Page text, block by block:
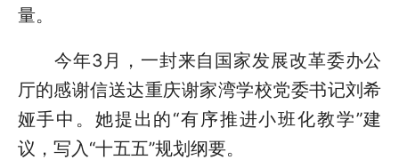
量。
今年3月，一封来自国家发展改革委办公
厅的感谢信送达重庆谢家湾学校党委书记刘希
娅手中。她提出的“有序推进小班化教学”建
议，写入“十五五”规划纲要。